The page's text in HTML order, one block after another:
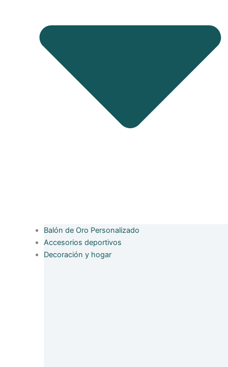
Balón de Oro Personalizado
Accesorios deportivos
Decoración y hogar